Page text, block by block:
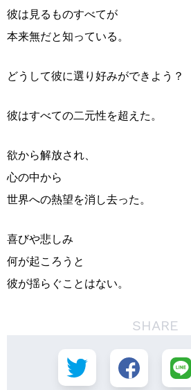
彼は見るものすべてが
本来無だと知っている。
どうして彼に選り好みができよう？
彼はすべての二元性を超えた。
欲から解放され、
心の中から
世界への熱望を消し去った。
喜びや悲しみ
何が起ころうと
彼が揺らぐことはない。
SHARE